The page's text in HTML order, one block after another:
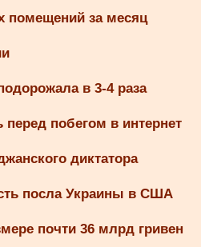
помещений за месяц
в 3-4 раза
перед побегом в интернет
диктатора
посла Украины в США
почти 36 млрд гривен